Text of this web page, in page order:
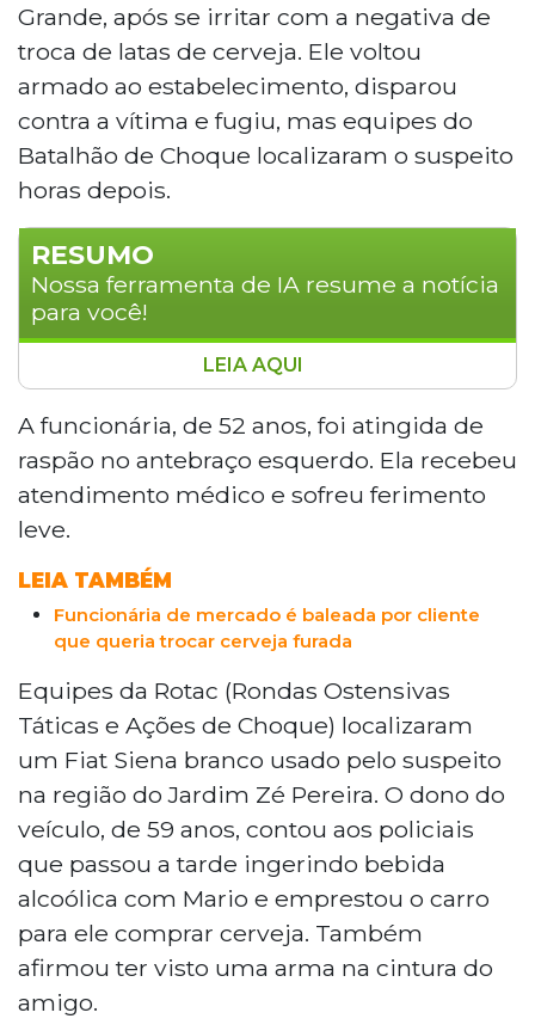
Grande, após se irritar com a negativa de
troca de latas de cerveja. Ele voltou
armado ao estabelecimento, disparou
contra a vítima e fugiu, mas equipes do
Batalhão de Choque localizaram o suspeito
horas depois.
RESUMO
Nossa ferramenta de IA resume a notícia
para você!
Homem de 38 anos foi preso em Campo
Grande após atirar contra uma
funcionária de supermercado por se
irritar com a negativa de troca de
cervejas. Mario Nabhan Pereira voltou
armado ao estabelecimento, no Jardim
Aeroporto, e disparou contra a vítima, de
52 anos, que foi atingida de raspão no
antebraço. Com ele, foi apreendida uma
pistola com registro de furto. O caso foi
registrado como tentativa de homicídio
qualificado e receptação.
LEIA AQUI
A funcionária, de 52 anos, foi atingida de
raspão no antebraço esquerdo. Ela recebeu
atendimento médico e sofreu ferimento
leve.
LEIA TAMBÉM
Funcionária de mercado é baleada por cliente
que queria trocar cerveja furada
Equipes da Rotac (Rondas Ostensivas
Táticas e Ações de Choque) localizaram
um Fiat Siena branco usado pelo suspeito
na região do Jardim Zé Pereira. O dono do
veículo, de 59 anos, contou aos policiais
que passou a tarde ingerindo bebida
alcoólica com Mario e emprestou o carro
para ele comprar cerveja. Também
afirmou ter visto uma arma na cintura do
amigo.